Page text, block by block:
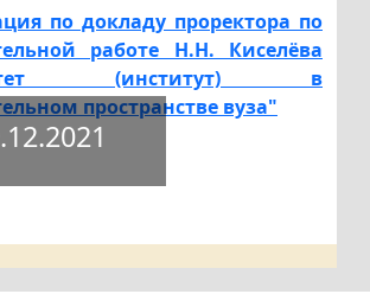
по докладу проректора по
работе Н.Н. Киселёва
(институт) в
пространстве вуза"